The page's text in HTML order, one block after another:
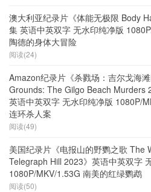
澳大利亚纪录片《体能无极限 Body
集 英语中英双字 无水印纯净版
陶德的身体大冒险
阅读(24)
Amazon纪录片《杀戮场：吉尔戈海
Grounds: The Gilgo Beach Murders
英语中英双字 无水印纯净版 1080P/
连环杀人案
阅读(49)
美国纪录片《电报山的野鹦之歌 The
Telegraph Hill 2023》英语中英双字
1080P/MKV/1.53G 南美的红绿鹦鹉
阅读(50)